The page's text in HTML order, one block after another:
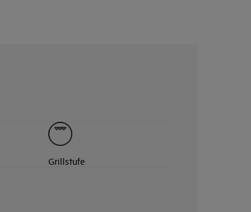
Grillstufe